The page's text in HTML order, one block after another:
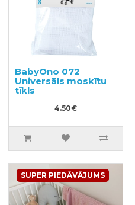
BabyOno 072
Universāls moskītu
tīkls
4.50€
SUPER PIEDĀVĀJUMS